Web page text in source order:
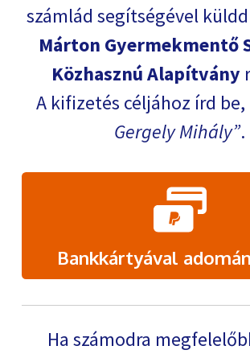
számlád segítségével
Márton Gyermekmentő
Közhasznú Alapítvány
A kifizetés céljához írd
Gergely Mihály .
Bankkártyával
Ha számodra